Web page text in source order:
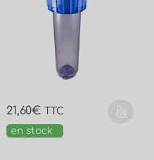
21,60€ TTC
en stock